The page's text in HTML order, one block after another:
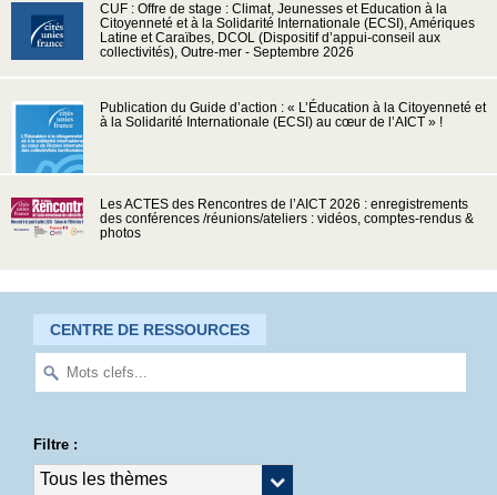
CUF : Offre de stage : Climat, Jeunesses et Education à la
Citoyenneté et à la Solidarité Internationale (ECSI), Amériques
Latine et Caraïbes, DCOL (Dispositif d’appui-conseil aux
collectivités), Outre-mer - Septembre 2026
Publication du Guide d’action : « L’Éducation à la Citoyenneté et
à la Solidarité Internationale (ECSI) au cœur de l’AICT » !
Les ACTES des Rencontres de l’AICT 2026 : enregistrements
des conférences /réunions/ateliers : vidéos, comptes-rendus &
photos
CENTRE DE RESSOURCES
Filtre :